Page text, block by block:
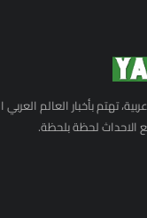
تهتم بأخبار العالم
الاحداث لحظة بلحظة.